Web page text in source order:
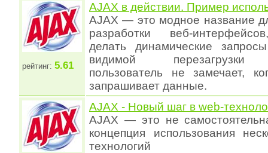
рейтинг: 5.61
AJAX в действии. Пример
AJAX — это модное название
разработки веб-
делать динамические
видимой перезагрузки
пользователь не замечает,
запрашивает данные.
AJAX - Новый шаг в web-
AJAX — это не
концепция использования
технологий